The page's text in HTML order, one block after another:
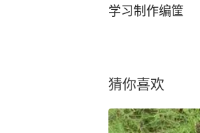
学习制作编筐
猜你喜欢